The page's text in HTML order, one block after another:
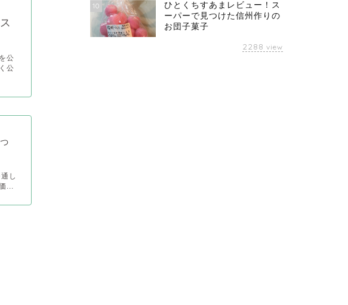
公
公
し
...
10
ひとくちすあまレビュー！ス
ーパーで見つけた信州作りの
お団子菓子
2288 view